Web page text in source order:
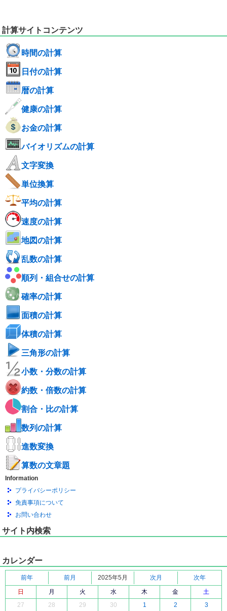
計算サイトコンテンツ
時間の計算
日付の計算
暦の計算
健康の計算
お金の計算
バイオリズムの計算
文字変換
単位換算
平均の計算
速度の計算
地図の計算
乱数の計算
順列・組合せの計算
確率の計算
面積の計算
体積の計算
三角形の計算
小数・分数の計算
約数・倍数の計算
割合・比の計算
数列の計算
進数変換
算数の文章題
Information
プライバシーポリシー
免責事項について
お問い合わせ
サイト内検索
カレンダー
前年 前月 2025年5月 次月
次年
日
月 火 水 木 金
土
27
28 29 30 1 2 3